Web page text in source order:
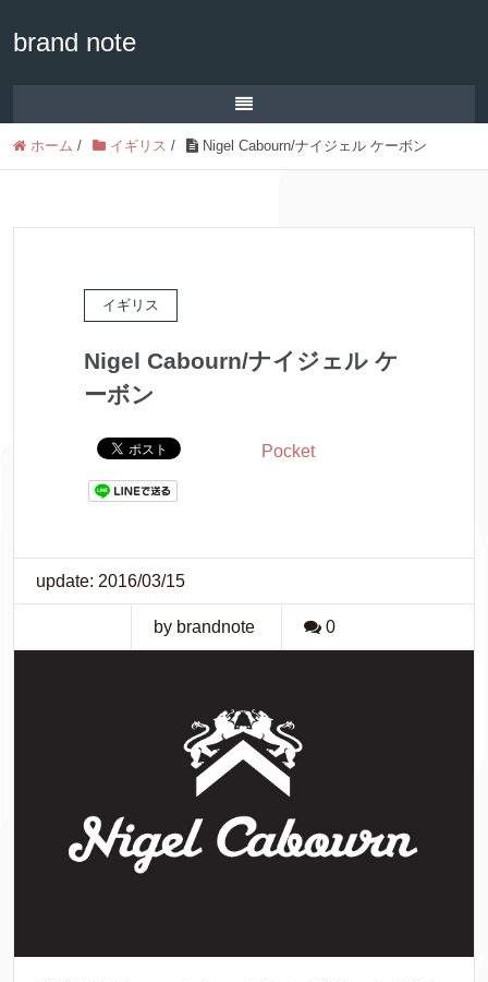
brand note
ホーム / イギリス / Nigel Cabourn/ナイジェル ケーボン
イギリス
Nigel Cabourn/ナイジェル ケ
ーボン
Pocket
update: 2016/03/15
by brandnote 0